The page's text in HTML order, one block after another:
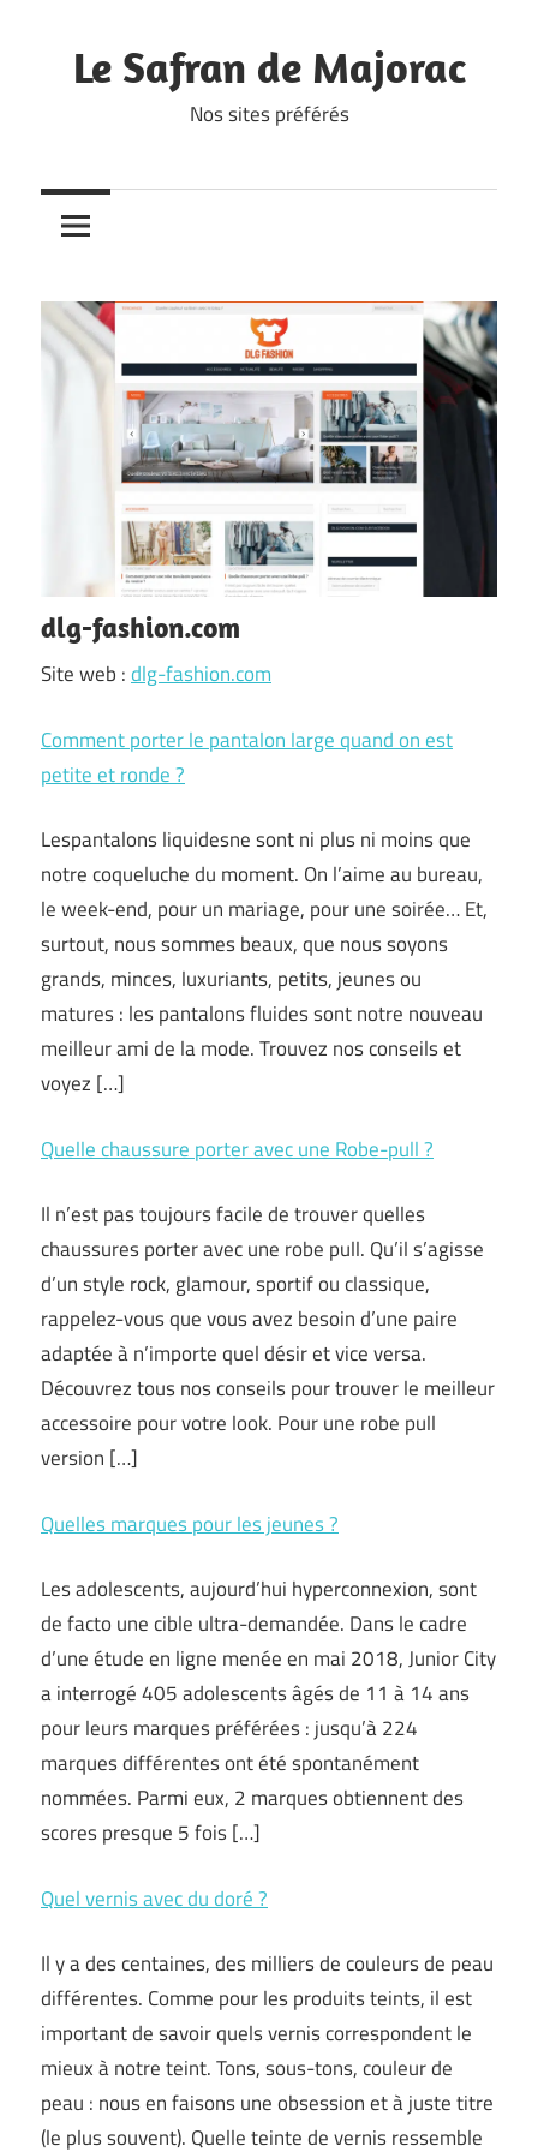
content
Le Safran de Majorac
Nos sites préférés
dlg-fashion.com
Site web :dlg-fashion.com
Comment porter le pantalon large quand on est
petite et ronde ?
Lespantalons liquidesne sont ni plus ni moins que
notre coqueluche du moment. On l’aime au bureau,
le week-end, pour un mariage, pour une soirée… Et,
surtout, nous sommes beaux, que nous soyons
grands, minces, luxuriants, petits, jeunes ou
matures : les pantalons fluides sont notre nouveau
meilleur ami de la mode. Trouvez nos conseils et
voyez […]
Quelle chaussure porter avec une Robe-pull ?
Il n’est pas toujours facile de trouver quelles
chaussures porter avec une robe pull. Qu’il s’agisse
d’un style rock, glamour, sportif ou classique,
rappelez-vous que vous avez besoin d’une paire
adaptée à n’importe quel désir et vice versa.
Découvrez tous nos conseils pour trouver le meilleur
accessoire pour votre look. Pour une robe pull
version […]
Quelles marques pour les jeunes ?
Les adolescents, aujourd’hui hyperconnexion, sont
de facto une cible ultra-demandée. Dans le cadre
d’une étude en ligne menée en mai 2018, Junior City
a interrogé 405 adolescents âgés de 11 à 14 ans
pour leurs marques préférées : jusqu’à 224
marques différentes ont été spontanément
nommées. Parmi eux, 2 marques obtiennent des
scores presque 5 fois […]
Quel vernis avec du doré ?
Il y a des centaines, des milliers de couleurs de peau
différentes. Comme pour les produits teints, il est
important de savoir quels vernis correspondent le
mieux à notre teint. Tons, sous-tons, couleur de
peau : nous en faisons une obsession et à juste titre
(le plus souvent). Quelle teinte de vernis ressemble